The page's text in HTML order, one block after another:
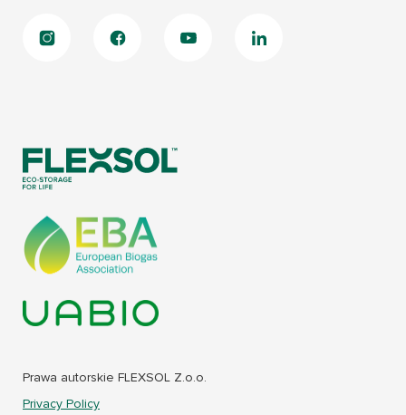
Prawa autorskie FLEXSOL Z.o.o.
Privacy Policy